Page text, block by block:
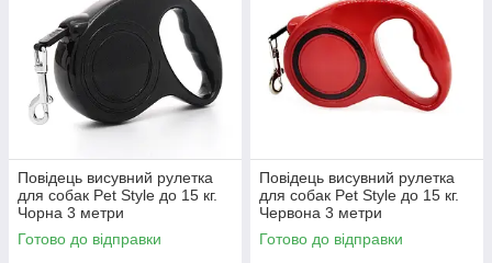
Повідець висувний рулетка
для собак Pet Style до 15 кг.
Чорна 3 метри
Готово до відправки
Повідець висувний рулетка
для собак Pet Style до 15 кг.
Червона 3 метри
Готово до відправки